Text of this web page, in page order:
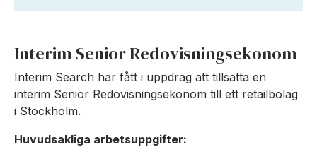
Interim Senior Redovisningsekonom
Interim Search har fått i uppdrag att tillsätta en
interim Senior Redovisningsekonom till ett retailbolag
i Stockholm.
Huvudsakliga arbetsuppgifter: